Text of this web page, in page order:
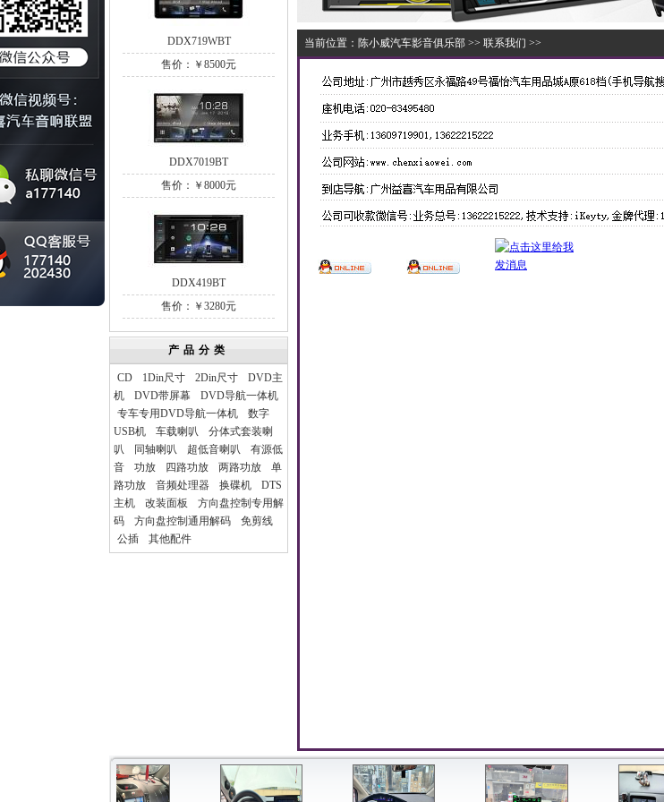
DDX719WBT
售价：￥8500元
DDX7019BT
售价：￥8000元
DDX419BT
售价：￥3280元
产品分类
CD 1Din尺寸 2Din尺寸
DVD主
机
DVD带屏幕
DVD导航一体机
专车专用DVD导航一体机
数字
USB机
车载喇叭
分体式套装喇
叭
同轴喇叭 超低音喇叭
有源低
音
功放 四路功放 两路功放
单
路功放
音频处理器 换碟机
DTS
主机
改装面板
方向盘控制专用解
码
方向盘控制通用解码
免剪线
公插
其他配件
当前位置： 陈小威汽车影音俱乐部 >> 联系我们 >>